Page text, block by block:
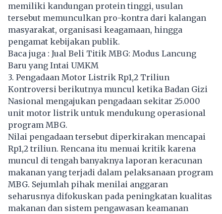
memiliki kandungan protein tinggi, usulan
tersebut memunculkan pro-kontra dari kalangan
masyarakat, organisasi keagamaan, hingga
pengamat kebijakan publik.
Baca juga : Jual Beli Titik MBG: Modus Lancung
Baru yang Intai UMKM
3. Pengadaan Motor Listrik Rp1,2 Triliun
Kontroversi berikutnya muncul ketika Badan Gizi
Nasional mengajukan pengadaan sekitar 25.000
unit motor listrik untuk mendukung operasional
program MBG.
Nilai pengadaan tersebut diperkirakan mencapai
Rp1,2 triliun. Rencana itu menuai kritik karena
muncul di tengah banyaknya laporan keracunan
makanan yang terjadi dalam pelaksanaan program
MBG. Sejumlah pihak menilai anggaran
seharusnya difokuskan pada peningkatan kualitas
makanan dan sistem pengawasan keamanan